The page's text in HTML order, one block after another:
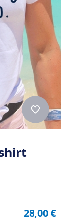
28,00 €